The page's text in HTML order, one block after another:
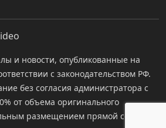
и новости, опубликованные на
с законодательством РФ.
без согласия администратора с
от объема оригинального
размещением прямой ссылки